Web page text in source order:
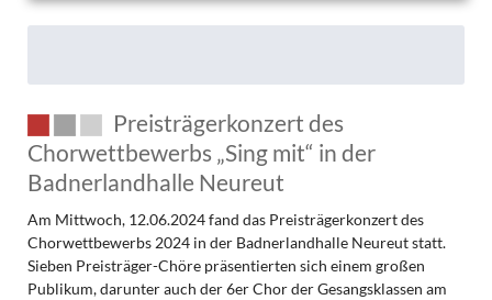
Preisträgerkonzert des
Chorwettbewerbs „Sing mit“ in der
Badnerlandhalle Neureut
Am Mittwoch, 12.06.2024 fand das Preisträgerkonzert des
Chorwettbewerbs 2024 in der Badnerlandhalle Neureut statt.
Sieben Preisträger-Chöre präsentierten sich einem großen
Publikum, darunter auch der 6er Chor der Gesangsklassen am